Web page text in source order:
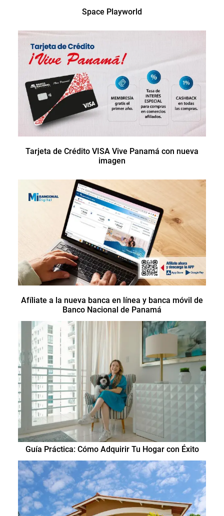
Space Playworld
Tarjeta de Crédito VISA Vive Panamá con nueva
imagen
Afíliate a la nueva banca en línea y banca móvil de
Banco Nacional de Panamá
Guía Práctica: Cómo Adquirir Tu Hogar con Éxito